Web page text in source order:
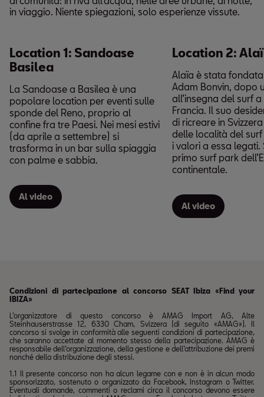
in viaggio. Niente spiegazioni, solo esperienze vissute.
Location 1: Sandoase
Basilea
La Sandoase a Basilea è una
popolare location per eventi sulle
sponde del Reno, proprio al
confine fra tre Paesi. Nei mesi estivi
(da aprile a settembre) si
trasforma in un bar sulla spiaggia
con palme e sabbia.
Al video
Location 2:
Alaïa è stata
Adam Bonvin, dopo
all’insegna del surf
Francia. Il suo
di ricreare in
delle località del
i valori a essa legati.
primo surf park
continentale.
Al video
Condizioni di partecipazione al concorso SEAT Ibiza «Find your
IBIZA»
L’organizzatore di questo concorso è AMAG Import AG, Alte
Steinhauserstrasse 12, 6330 Cham, Svizzera (di seguito «AMAG»). Il
concorso si svolge in conformità alle seguenti condizioni di partecipazione,
che saranno accettate al momento stesso della partecipazione. AMAG è
responsabile dell’organizzazione, della gestione e dell’attribuzione dei premi
nonché della distribuzione degli stessi.
1.1 Il presente concorso non ha alcun legame con e non è in alcun modo
sponsorizzato, sostenuto o organizzato da Facebook, Instagram o Twitter.
Eventuali domande, commenti o reclami circa il concorso devono essere